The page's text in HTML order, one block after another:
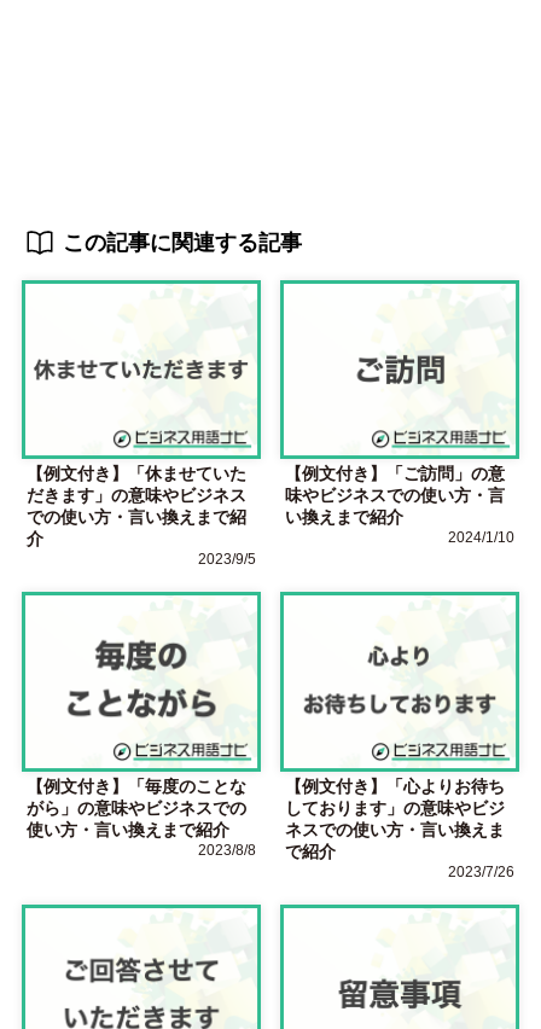
この記事に関連する記事
【例文付き】「休ませていた
だきます」の意味やビジネス
での使い方・言い換えまで紹
介
2023/9/5
【例文付き】「ご訪問」の意
味やビジネスでの使い方・言
い換えまで紹介
2024/1/10
【例文付き】「毎度のことな
がら」の意味やビジネスでの
使い方・言い換えまで紹介
2023/8/8
【例文付き】「心よりお待ち
しております」の意味やビジ
ネスでの使い方・言い換えま
で紹介
2023/7/26